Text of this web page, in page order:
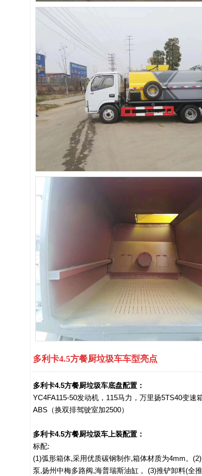
多利卡4.5方餐厨垃圾车车型亮点
多利卡4.5方餐厨垃圾车底盘配置：
YC4FA115-50发动机，115马力，万里扬5TS40变
ABS（换双排驾驶室加2500）
多利卡4.5方餐厨垃圾车上装配置：
标配:
(1)弧形箱体,采用优质碳钢制作,箱体材质为4mm。
泵,扬州中梅多路阀,海普瑞斯油缸 。(3)推铲卸料(全